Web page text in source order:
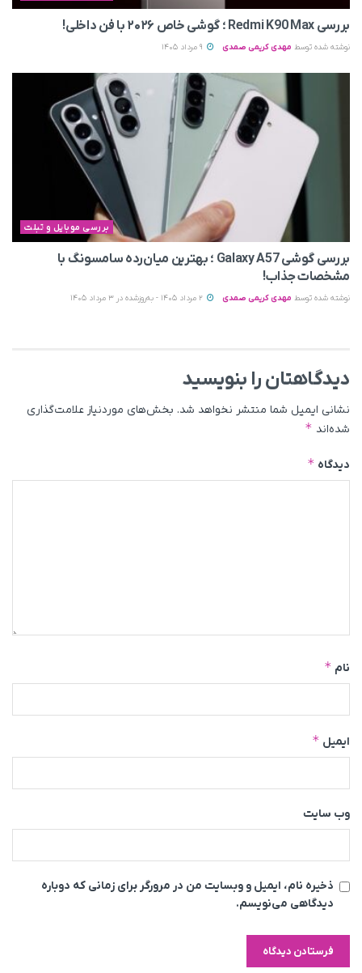
بررسی Redmi K90 Max ؛ گوشی خاص‌ ۲۰۲۶ با فن داخلی!
نوشته شده توسط مهدی کریمی صمدی
بررسی موبایل و تبلت
بررسی گوشی Galaxy A57 ؛ بهترین میان‌رده سامسونگ با
مشخصات جذاب!
نوشته شده توسط مهدی کریمی صمدی
دیدگاهتان را بنویسید
نشانی ایمیل شما منتشر نخواهد شد. بخش‌های موردنیاز علامت‌گذاری
شده‌اند *
دیدگاه *
نام *
ایمیل *
وب‌ سایت
ذخیره نام، ایمیل و وبسایت من در مرورگر برای زمانی که دوباره
دیدگاهی می‌نویسم.